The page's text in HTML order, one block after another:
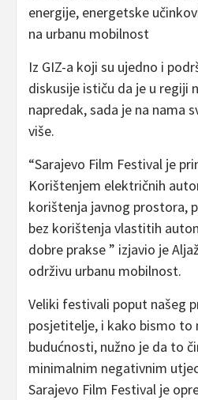
energije, energetske
na urbanu mobilnost
Iz GIZ-a koji su ujedno i
diskusije ističu da je u regiji
napredak, sada je na nama
više.
“Sarajevo Film Festival je
Korištenjem električnih
korištenja javnog prostora,
bez korištenja vlastitih
dobre prakse ” izjavio je
održivu urbanu mobilnost.
Veliki festivali poput našeg
posjetitelje, i kako bismo to
budućnosti, nužno je da to
minimalnim negativnim
Sarajevo Film Festival je